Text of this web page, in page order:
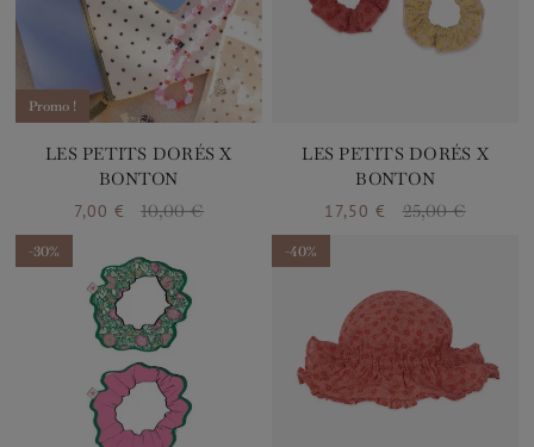
Promo !
LES PETITS DORÉS X
BONTON
Prix
7,00 € Prix de base
10,00 €
LES PETITS DORÉS X
BONTON
Prix
17,50 € Prix de base
25,00 €
-30% -40%